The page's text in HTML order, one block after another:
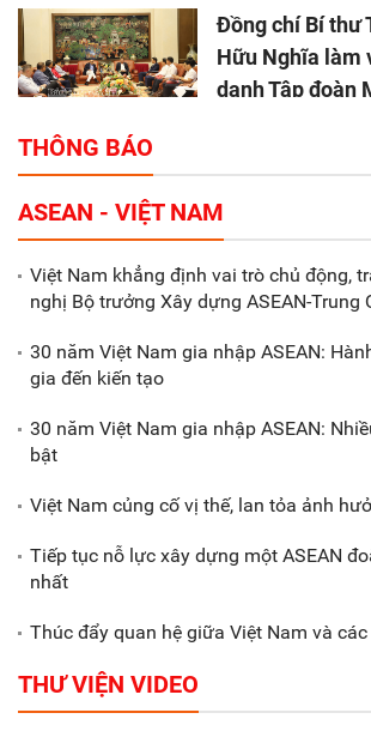
Đồng chí Bí thư
Hữu Nghĩa làm
danh Tập đoàn
Tổng thu ngân
tháng đầu năm
70.600 tỷ đồng
Xã Nam Đông
biểu dương các
Gắn sản xuất
THÔNG BÁO
ASEAN - VIỆT NAM
Việt Nam khẳng định vai trò chủ động,
nghị Bộ trưởng Xây dựng ASEAN-Trung
30 năm Việt Nam gia nhập ASEAN:
gia đến kiến tạo
30 năm Việt Nam gia nhập ASEAN:
bật
Việt Nam củng cố vị thế, lan tỏa ảnh
Tiếp tục nỗ lực xây dựng một ASEAN
nhất
Thúc đẩy quan hệ giữa Việt Nam và các
THƯ VIỆN VIDEO